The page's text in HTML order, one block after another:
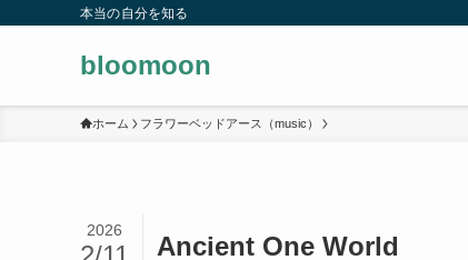
本当の自分を知る
bloomoon
ホーム フラワーベッドアース（music）
Ancient One World
2026